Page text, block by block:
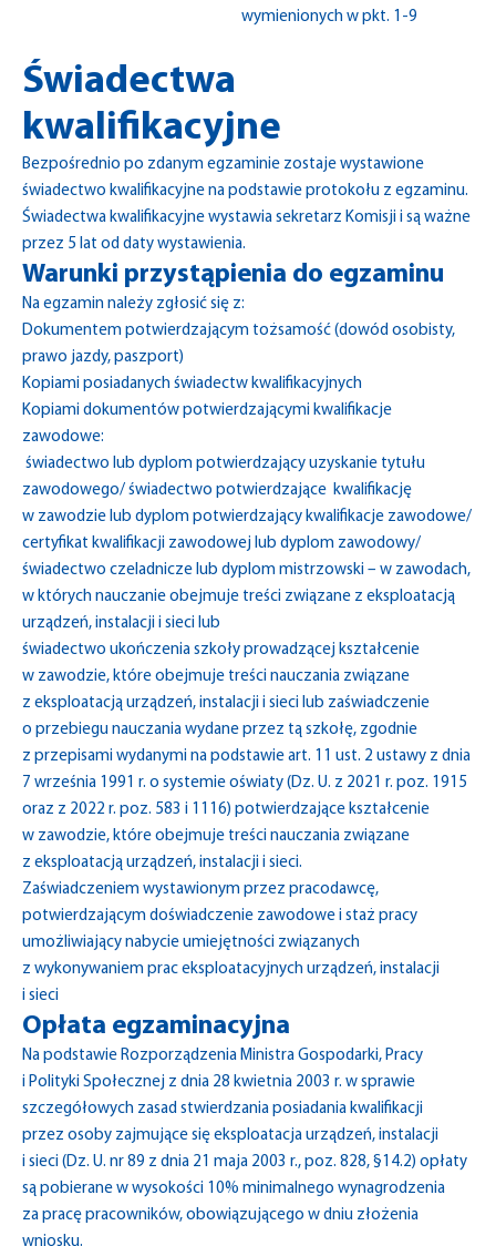
wymienionych w pkt. 1-9
Świadectwa
kwalifikacyjne
Bezpośrednio po zdanym egzaminie zostaje wystawione
świadectwo kwalifikacyjne na podstawie protokołu z egzaminu.
Świadectwa kwalifikacyjne wystawia sekretarz Komisji i są ważne
przez 5 lat od daty wystawienia.
Warunki przystąpienia do egzaminu
Na egzamin należy zgłosić się z:
Dokumentem potwierdzającym tożsamość (dowód osobisty,
prawo jazdy, paszport)
Kopiami posiadanych świadectw kwalifikacyjnych
Kopiami dokumentów potwierdzającymi kwalifikacje
zawodowe:
świadectwo lub dyplom potwierdzający uzyskanie tytułu
zawodowego/ świadectwo potwierdzające kwalifikację
w zawodzie lub dyplom potwierdzający kwalifikacje zawodowe/
certyfikat kwalifikacji zawodowej lub dyplom zawodowy/
świadectwo czeladnicze lub dyplom mistrzowski – w zawodach,
w których nauczanie obejmuje treści związane z eksploatacją
urządzeń, instalacji i sieci lub
świadectwo ukończenia szkoły prowadzącej kształcenie
w zawodzie, które obejmuje treści nauczania związane
z eksploatacją urządzeń, instalacji i sieci lub zaświadczenie
o przebiegu nauczania wydane przez tą szkołę, zgodnie
z przepisami wydanymi na podstawie art. 11 ust. 2 ustawy z dnia
7 września 1991 r. o systemie oświaty (Dz. U. z 2021 r. poz. 1915
oraz z 2022 r. poz. 583 i 1116) potwierdzające kształcenie
w zawodzie, które obejmuje treści nauczania związane
z eksploatacją urządzeń, instalacji i sieci.
Zaświadczeniem wystawionym przez pracodawcę,
potwierdzającym doświadczenie zawodowe i staż pracy
umożliwiający nabycie umiejętności związanych
z wykonywaniem prac eksploatacyjnych urządzeń, instalacji
i sieci
Opłata egzaminacyjna
Na podstawie Rozporządzenia Ministra Gospodarki, Pracy
i Polityki Społecznej z dnia 28 kwietnia 2003 r. w sprawie
szczegółowych zasad stwierdzania posiadania kwalifikacji
przez osoby zajmujące się eksploatacja urządzeń, instalacji
i sieci (Dz. U. nr 89 z dnia 21 maja 2003 r., poz. 828, §14.2) opłaty
są pobierane w wysokości 10% minimalnego wynagrodzenia
za pracę pracowników, obowiązującego w dniu złożenia
wniosku.